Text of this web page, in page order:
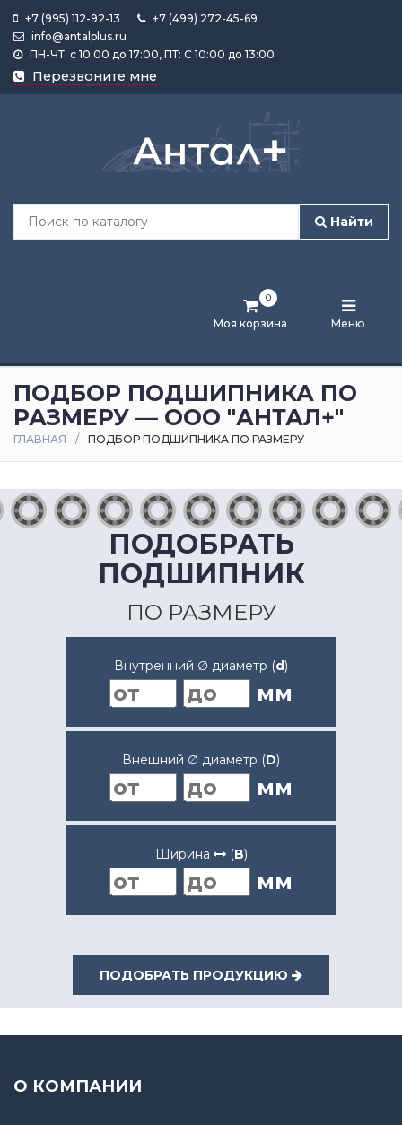
+7 (995) 112-92-13
+7 (499) 272-45-69
info@antalplus.ru
ПН-ЧТ: с 10:00 до 17:00, ПТ: С 10:00 до 13:00
Перезвоните мне
Найти
Моя корзина
0
Меню
Каталог
продукции
Лента
и
статьи
Оплата
Контакты
ПОДБОР ПОДШИПНИКА ПО
РАЗМЕРУ — ООО "АНТАЛ+"
ГЛАВНАЯ ПОДБОР ПОДШИПНИКА ПО РАЗМЕРУ
ПОДОБРАТЬ
ПОДШИПНИК
ПО РАЗМЕРУ
Внутренний ∅ диаметр (d)
мм
Внешний ∅ диаметр (D)
мм
Ширина (B)
мм
ПОДОБРАТЬ ПРОДУКЦИЮ
О КОМПАНИИ